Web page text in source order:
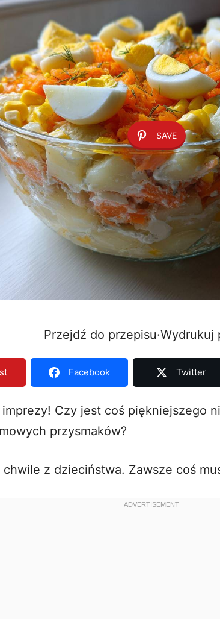
SAVE
Przejdź do przepisu·Wydrukuj
Facebook Twitter
Czy jest coś piękniejszego
przysmaków?
z dzieciństwa. Zawsze coś